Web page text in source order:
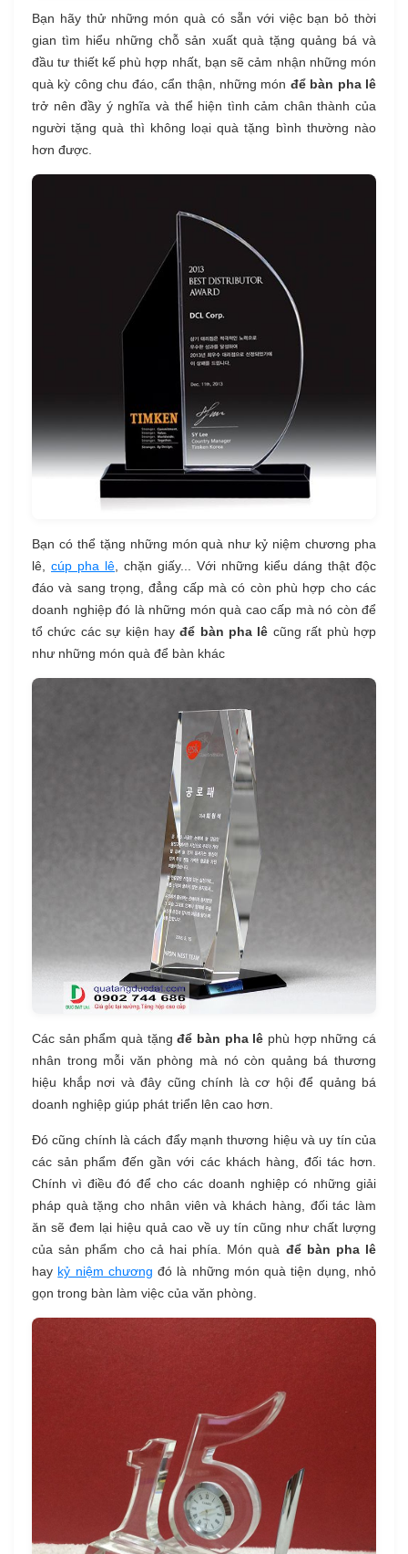
Bạn hãy thử những món quà có sẵn với việc bạn bỏ thời
gian tìm hiểu những chỗ sản xuất quà tặng quảng bá và
đầu tư thiết kế phù hợp nhất, bạn sẽ cảm nhận những món
quà kỳ công chu đáo, cẩn thận, những món để bàn pha lê
trở nên đầy ý nghĩa và thể hiện tình cảm chân thành của
người tặng quà thì không loại quà tặng bình thường nào
hơn được.
Bạn có thể tặng những món quà như kỷ niệm chương pha
lê, cúp pha lê , chặn giấy... Với những kiểu dáng thật độc
đáo và sang trọng, đẳng cấp mà có còn phù hợp cho các
doanh nghiệp đó là những món quà cao cấp mà nó còn để
tổ chức các sự kiện hayđể bàn pha lê cũng rất phù hợp
như những món quà để bàn khác
Các sản phẩm quà tặngđể bàn pha lê phù hợp những cá
nhân trong mỗi văn phòng mà nó còn quảng bá thương
hiệu khắp nơi và đây cũng chính là cơ hội để quảng bá
doanh nghiệp giúp phát triển lên cao hơn.
Đó cũng chính là cách đẩy mạnh thương hiệu và uy tín của
các sản phẩm đến gần với các khách hàng, đối tác hơn.
Chính vì điều đó để cho các doanh nghiệp có những giải
pháp quà tặng cho nhân viên và khách hàng, đối tác làm
ăn sẽ đem lại hiệu quả cao về uy tín cũng như chất lượng
của sản phẩm cho cả hai phía. Món quà để bàn pha lê
hay kỷ niệm chương đó là những món quà tiện dụng, nhỏ
gọn trong bàn làm việc của văn phòng.